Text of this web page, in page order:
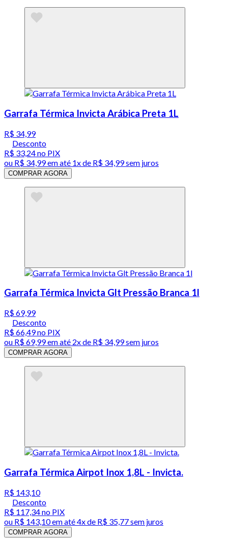
Garrafa Térmica Invicta Arábica Preta 1L
R$ 34,99
Desconto
R$ 33,24no PIX
ou R$ 34,99em até 1x de R$ 34,99sem juros
COMPRAR AGORA
Garrafa Térmica Invicta Glt Pressão Branca 1l
R$ 69,99
Desconto
R$ 66,49no PIX
ou R$ 69,99em até 2x de R$ 34,99 sem juros
COMPRAR AGORA
Garrafa Térmica Airpot Inox 1,8L - Invicta.
R$ 143,10
Desconto
R$ 117,34no PIX
ou R$ 143,10em até4x de R$ 35,77 sem juros
COMPRAR AGORA